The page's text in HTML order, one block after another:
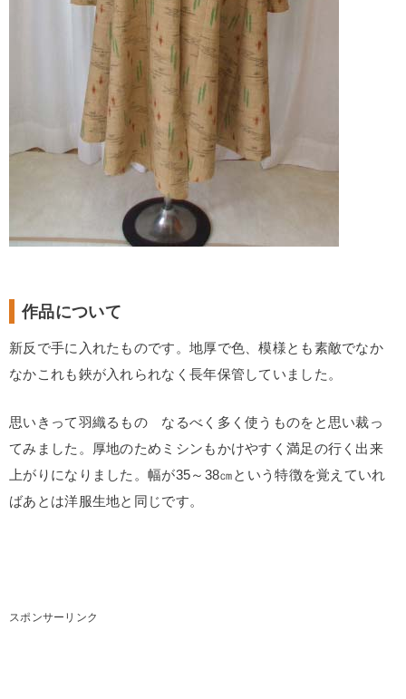
作品について
新反で手に入れたものです。地厚で色、模様とも素敵でなか
なかこれも鋏が入れられなく長年保管していました。
思いきって羽織るもの なるべく多く使うものをと思い裁っ
てみました。厚地のためミシンもかけやすく満足の行く出来
上がりになりました。幅が35～38㎝という特徴を覚えていれ
ばあとは洋服生地と同じです。
スポンサーリンク